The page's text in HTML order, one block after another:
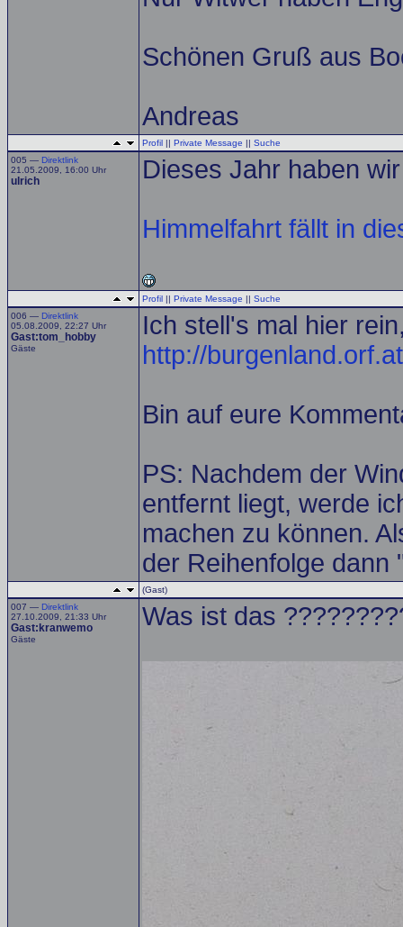
Schönen Gruß aus
Andreas
Profil || Private Message || Suche
005 — Direktlink
21.05.2009, 16:00 Uhr
ulrich Dieses Jahr haben
Himmelfahrt fällt in
Profil || Private Message || Suche
006 — Direktlink
05.08.2009, 22:27 Uhr
Gast:tom_hobby
Gäste
Ich stell's mal hier
http://
Bin auf eure
PS: Nachdem der
entfernt liegt, werde
machen zu können.
der Reihenfolge
(Gast)
007 — Direktlink
27.10.2009, 21:33 Uhr
Gast:kranwemo
Gäste
Was ist das